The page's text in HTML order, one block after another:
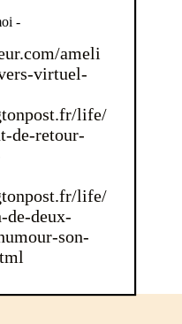
-
ameli
virtuel-
life/
de-retour-
life/
de-deux-
son-